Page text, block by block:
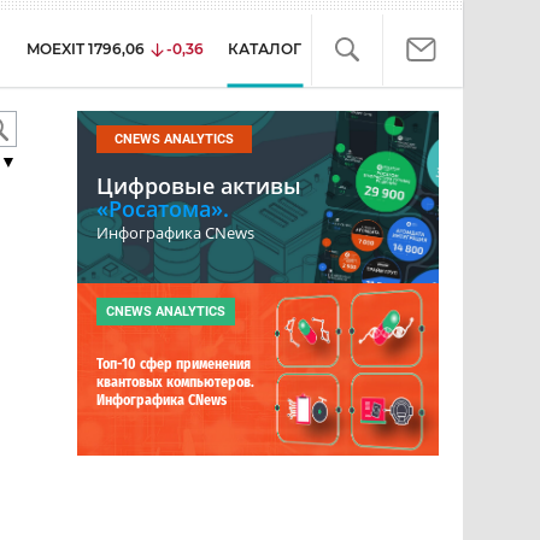
MOEXIT 1796,06 -0,36 КАТАЛОГ
CNEWS ANALYTICS
Цифровые активы
«Росатома».
Инфографика CNews
CNEWS ANALYTICS
Топ-10 сфер применения
квантовых компьютеров.
Инфографика CNews